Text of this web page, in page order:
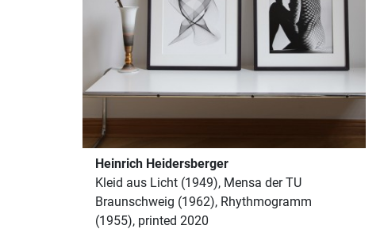
Heinrich Heidersberger
Kleid aus Licht (1949), Mensa der TU
Braunschweig (1962), Rhythmogramm
(1955), printed 2020